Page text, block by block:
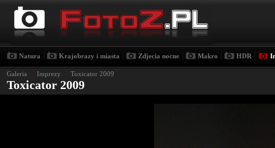
Natura Krajobrazy i miasta Zdjecia nocne Makro HDR
Galeria › Imprezy › Toxicator 2009
Toxicator 2009